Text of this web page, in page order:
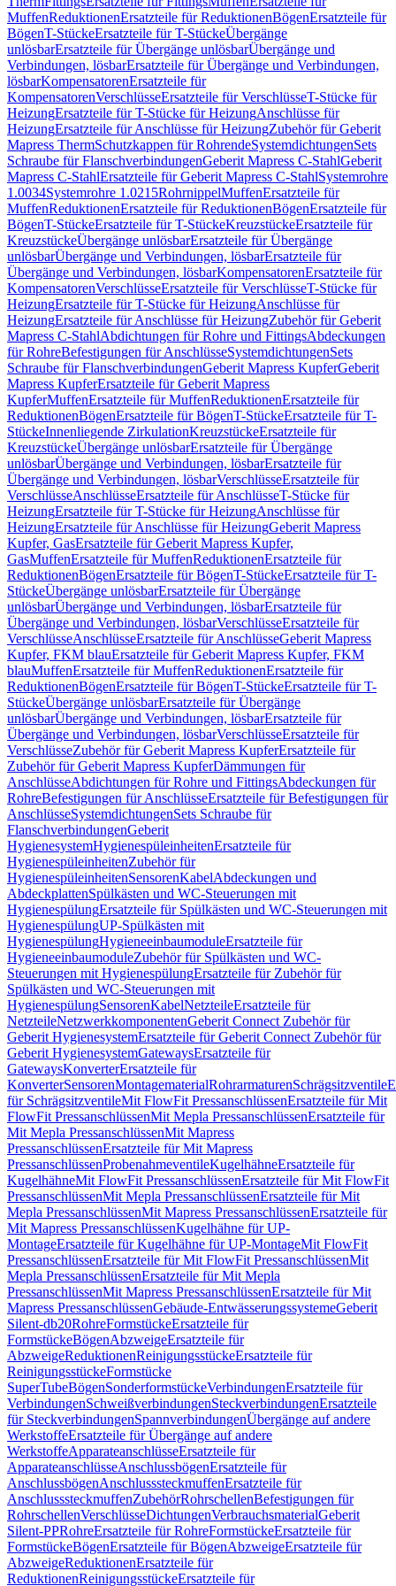
MuffenReduktionenErsatzteile für ReduktionenBögenErsatzteile für
BögenT-StückeErsatzteile für T-StückeÜbergänge
unlösbarErsatzteile für Übergänge unlösbarÜbergänge und
Verbindungen, lösbarErsatzteile für Übergänge und Verbindungen,
lösbarKompensatorenErsatzteile für
KompensatorenVerschlüsseErsatzteile für VerschlüsseT-Stücke für
HeizungErsatzteile für T-Stücke für HeizungAnschlüsse für
HeizungErsatzteile für Anschlüsse für HeizungZubehör für Geberit
Mapress ThermSchutzkappen für RohrendeSystemdichtungenSets
Schraube für FlanschverbindungenGeberit Mapress C-StahlGeberit
Mapress C-StahlErsatzteile für Geberit Mapress C-StahlSystemrohre
1.0034Systemrohre 1.0215RohrnippelMuffenErsatzteile für
MuffenReduktionenErsatzteile für ReduktionenBögenErsatzteile für
BögenT-StückeErsatzteile für T-StückeKreuzstückeErsatzteile für
KreuzstückeÜbergänge unlösbarErsatzteile für Übergänge
unlösbarÜbergänge und Verbindungen, lösbarErsatzteile für
Übergänge und Verbindungen, lösbarKompensatorenErsatzteile für
KompensatorenVerschlüsseErsatzteile für VerschlüsseT-Stücke für
HeizungErsatzteile für T-Stücke für HeizungAnschlüsse für
HeizungErsatzteile für Anschlüsse für HeizungZubehör für Geberit
Mapress C-StahlAbdichtungen für Rohre und FittingsAbdeckungen
für RohreBefestigungen für AnschlüsseSystemdichtungenSets
Schraube für FlanschverbindungenGeberit Mapress KupferGeberit
Mapress KupferErsatzteile für Geberit Mapress
KupferMuffenErsatzteile für MuffenReduktionenErsatzteile für
ReduktionenBögenErsatzteile für BögenT-StückeErsatzteile für T-
StückeInnenliegende ZirkulationKreuzstückeErsatzteile für
KreuzstückeÜbergänge unlösbarErsatzteile für Übergänge
unlösbarÜbergänge und Verbindungen, lösbarErsatzteile für
Übergänge und Verbindungen, lösbarVerschlüsseErsatzteile für
VerschlüsseAnschlüsseErsatzteile für AnschlüsseT-Stücke für
HeizungErsatzteile für T-Stücke für HeizungAnschlüsse für
HeizungErsatzteile für Anschlüsse für HeizungGeberit Mapress
Kupfer, GasErsatzteile für Geberit Mapress Kupfer,
GasMuffenErsatzteile für MuffenReduktionenErsatzteile für
ReduktionenBögenErsatzteile für BögenT-StückeErsatzteile für T-
StückeÜbergänge unlösbarErsatzteile für Übergänge
unlösbarÜbergänge und Verbindungen, lösbarErsatzteile für
Übergänge und Verbindungen, lösbarVerschlüsseErsatzteile für
VerschlüsseAnschlüsseErsatzteile für AnschlüsseGeberit Mapress
Kupfer, FKM blauErsatzteile für Geberit Mapress Kupfer, FKM
blauMuffenErsatzteile für MuffenReduktionenErsatzteile für
ReduktionenBögenErsatzteile für BögenT-StückeErsatzteile für T-
StückeÜbergänge unlösbarErsatzteile für Übergänge
unlösbarÜbergänge und Verbindungen, lösbarErsatzteile für
Übergänge und Verbindungen, lösbarVerschlüsseErsatzteile für
VerschlüsseZubehör für Geberit Mapress KupferErsatzteile für
Zubehör für Geberit Mapress KupferDämmungen für
AnschlüsseAbdichtungen für Rohre und FittingsAbdeckungen für
RohreBefestigungen für AnschlüsseErsatzteile für Befestigungen für
AnschlüsseSystemdichtungenSets Schraube für
FlanschverbindungenGeberit
HygienesystemHygienespüleinheitenErsatzteile für
HygienespüleinheitenZubehör für
HygienespüleinheitenSensorenKabelAbdeckungen und
AbdeckplattenSpülkästen und WC-Steuerungen mit
HygienespülungErsatzteile für Spülkästen und WC-Steuerungen mit
HygienespülungUP-Spülkästen mit
HygienespülungHygieneeinbaumoduleErsatzteile für
HygieneeinbaumoduleZubehör für Spülkästen und WC-
Steuerungen mit HygienespülungErsatzteile für Zubehör für
Spülkästen und WC-Steuerungen mit
HygienespülungSensorenKabelNetzteileErsatzteile für
NetzteileNetzwerkkomponentenGeberit Connect Zubehör für
Geberit HygienesystemErsatzteile für Geberit Connect Zubehör für
Geberit HygienesystemGatewaysErsatzteile für
GatewaysKonverterErsatzteile für
KonverterSensorenMontagematerialRohrarmaturenSchrägsitzventile
für SchrägsitzventileMit FlowFit PressanschlüssenErsatzteile für Mit
FlowFit PressanschlüssenMit Mepla PressanschlüssenErsatzteile für
Mit Mepla PressanschlüssenMit Mapress
PressanschlüssenErsatzteile für Mit Mapress
PressanschlüssenProbenahmeventileKugelhähneErsatzteile für
KugelhähneMit FlowFit PressanschlüssenErsatzteile für Mit FlowFit
PressanschlüssenMit Mepla PressanschlüssenErsatzteile für Mit
Mepla PressanschlüssenMit Mapress PressanschlüssenErsatzteile für
Mit Mapress PressanschlüssenKugelhähne für UP-
MontageErsatzteile für Kugelhähne für UP-MontageMit FlowFit
PressanschlüssenErsatzteile für Mit FlowFit PressanschlüssenMit
Mepla PressanschlüssenErsatzteile für Mit Mepla
PressanschlüssenMit Mapress PressanschlüssenErsatzteile für Mit
Mapress PressanschlüssenGebäude-EntwässerungssystemeGeberit
Silent-db20RohreFormstückeErsatzteile für
FormstückeBögenAbzweigeErsatzteile für
AbzweigeReduktionenReinigungsstückeErsatzteile für
ReinigungsstückeFormstücke
SuperTubeBögenSonderformstückeVerbindungenErsatzteile für
VerbindungenSchweißverbindungenSteckverbindungenErsatzteile
für SteckverbindungenSpannverbindungenÜbergänge auf andere
WerkstoffeErsatzteile für Übergänge auf andere
WerkstoffeApparateanschlüsseErsatzteile für
ApparateanschlüsseAnschlussbögenErsatzteile für
AnschlussbögenAnschlusssteckmuffenErsatzteile für
AnschlusssteckmuffenZubehörRohrschellenBefestigungen für
RohrschellenVerschlüsseDichtungenVerbrauchsmaterialGeberit
Silent-PPRohreErsatzteile für RohreFormstückeErsatzteile für
FormstückeBögenErsatzteile für BögenAbzweigeErsatzteile für
AbzweigeReduktionenErsatzteile für
ReduktionenReinigungsstückeErsatzteile für